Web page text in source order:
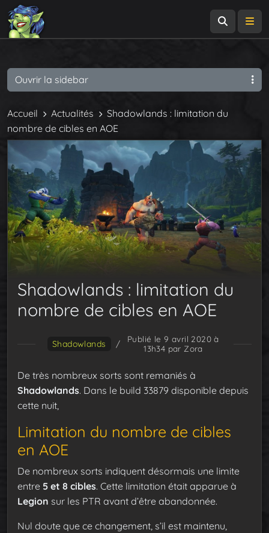
Accueil Actualités
Shadowlands : limitation du
nombre de cibles en AOE
Shadowlands : limitation du
nombre de cibles en AOE
Shadowlands /
Publié le 9 avril 2020 à
13h34 par Zora
De très nombreux sorts sont remaniés à
Shadowlands. Dans le build 33879 disponible depuis
cette nuit,
Limitation du nombre de cibles
en AOE
De nombreux sorts indiquent désormais une limite
entre 5 et 8 cibles. Cette limitation était apparue à
Legion sur les PTR avant d’être abandonnée.
Nul doute que ce changement, s’il est maintenu,
Ouvrir la sidebar